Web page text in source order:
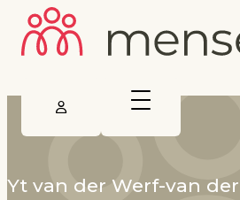
Yt van der Werf-van